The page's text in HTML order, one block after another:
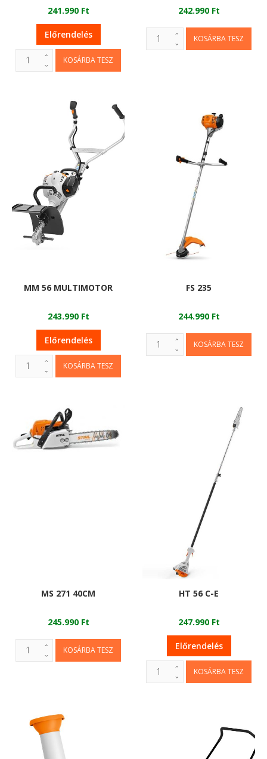
241.990 Ft
Előrendelés
242.990 Ft
MM 56 MULTIMOTOR
243.990 Ft
Előrendelés
FS 235
244.990 Ft
MS 271 40CM
245.990 Ft
HT 56 C-E
247.990 Ft
Előrendelés